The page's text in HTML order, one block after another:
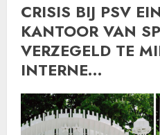
CRISIS BIJ PSV
KANTOOR VAN
VERZEGELD TE
INTERNE…